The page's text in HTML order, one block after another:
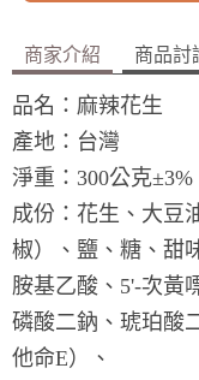
商家介紹 商品討
品名：麻辣花生
產地：台灣
淨重：300公克±3%
成份：花生、大豆
椒）、鹽、糖、甜
胺基乙酸、5'-次黃
磷酸二鈉、琥珀酸
他命E）、